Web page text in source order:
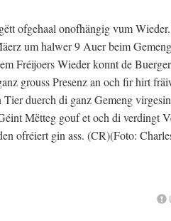
ofgehaal onofhängig vum
um halwer 9 Auer beim
Fréijoers Wieder konnt de
grouss Presenz an och fir hirt
duerch di ganz Gemeng
Mëtteg gouf et och di verdingt
ofréiert gin ass. (CR)(Foto: